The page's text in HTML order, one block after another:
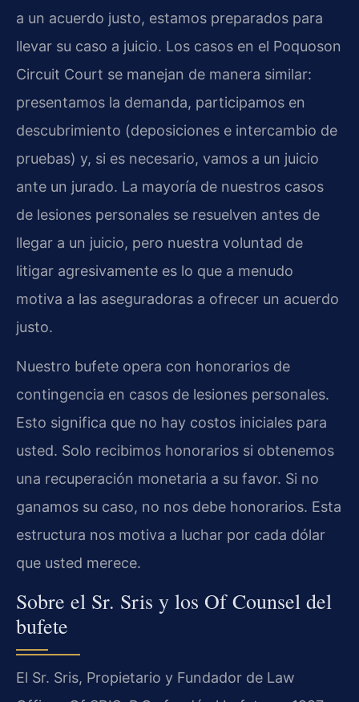
a un acuerdo justo, estamos preparados para
llevar su caso a juicio. Los casos en el Poquoson
Circuit Court se manejan de manera similar:
presentamos la demanda, participamos en
descubrimiento (deposiciones e intercambio de
pruebas) y, si es necesario, vamos a un juicio
ante un jurado. La mayoría de nuestros casos
de lesiones personales se resuelven antes de
llegar a un juicio, pero nuestra voluntad de
litigar agresivamente es lo que a menudo
motiva a las aseguradoras a ofrecer un acuerdo
justo.
Nuestro bufete opera con honorarios de
contingencia en casos de lesiones personales.
Esto significa que no hay costos iniciales para
usted. Solo recibimos honorarios si obtenemos
una recuperación monetaria a su favor. Si no
ganamos su caso, no nos debe honorarios. Esta
estructura nos motiva a luchar por cada dólar
que usted merece.
Sobre el Sr. Sris y los Of Counsel del
bufete
El Sr. Sris, Propietario y Fundador de Law